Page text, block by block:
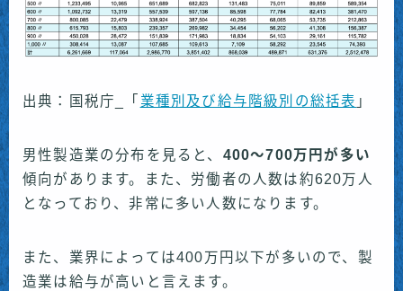
出典：国税庁_「 業種別及び給与階級別の総括表 」
男性製造業の分布を見ると、 400〜700万円が多い
傾向があります。また、労働者の人数は約620万人
となっており、非常に多い人数になります。
また、業界によっては400万円以下が多いので、製
造業は給与が高いと言えます。